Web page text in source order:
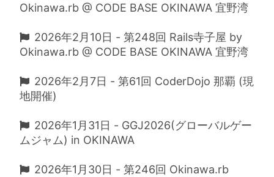
Okinawa.rb @ CODE BASE OKINAWA 宜野湾
2026年2月10日 - 第248回 Rails寺子屋 by
Okinawa.rb @ CODE BASE OKINAWA 宜野湾
2026年2月7日 - 第61回 CoderDojo 那覇 (現
地開催)
2026年1月31日 - GGJ2026(グローバルゲー
ムジャム) in OKINAWA
2026年1月30日 - 第246回 Okinawa.rb